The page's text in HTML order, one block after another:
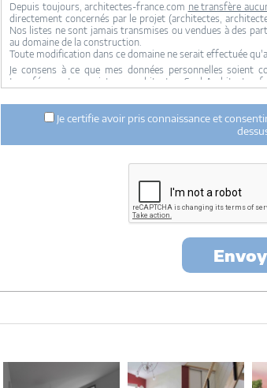
Depuis toujours, architectes-france.com ne transfère
directement concernés par le projet (architectes,
Nos listes ne sont jamais transmises ou vendues à des
au domaine de la construction.
Toute modification dans ce domaine ne serait effectuée
Je consens à ce que mes données personnelles soient
transférer votre projet aux architectes. Seul Architectes-
ci dessus n'est réalisée.
Mes données téléphoniques seront uniquement
notre réseau dans le cadre de la qualification et du suivi de
Les données sont conservées pendant une durée de 18
entre architectes-france et vous ou architectes-france et
loi « informatique et libertés », vous
concernant et les faire rectifier en contactant :
Artigues-près Bordeaux. Tél. 05.47.74.51.01 -
Je certifie avoir pris connaissance et